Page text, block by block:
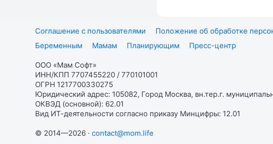
Соглашение с пользователями Положение об обработке
Беременным
Мамам Планирующим Пресс-центр
ООО «Мам Софт»
ИНН/КПП 7707455220 / 770101001
ОГРН 1217700330275
Юридический адрес: 105082, Город Москва, вн.тер.г.
ОКВЭД (основной): 62.01
Вид ИТ-деятельности согласно приказу Минцифры: 12.01
© 2014—2026 · contact@mom.life